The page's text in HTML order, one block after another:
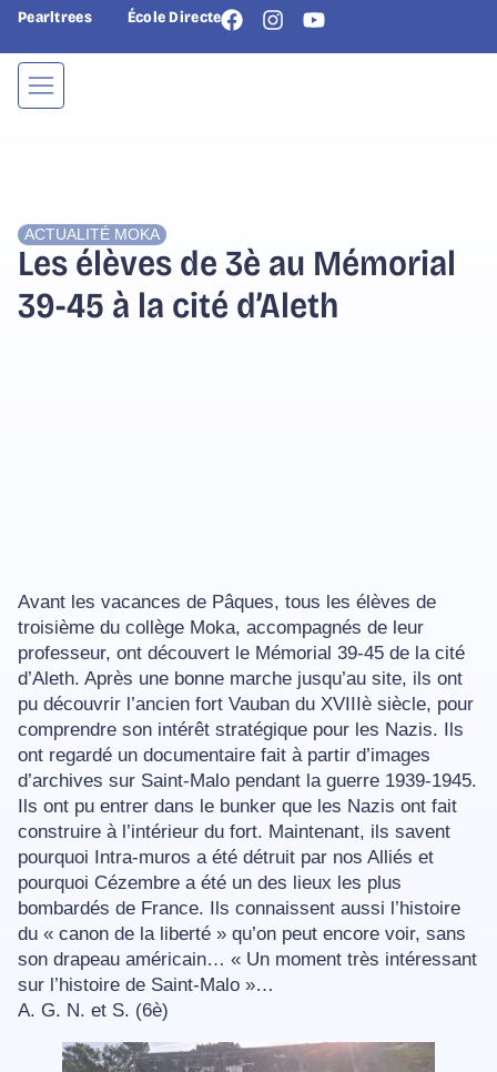
Pearltrees École Directe
ACTUALITÉ MOKA
Les élèves de 3è au Mémorial
39-45 à la cité d’Aleth
Avant les vacances de Pâques, tous les élèves de
troisième du collège Moka, accompagnés de leur
professeur, ont découvert le Mémorial 39-45 de la cité
d’Aleth. Après une bonne marche jusqu’au site, ils ont
pu découvrir l’ancien fort Vauban du XVIIIè siècle, pour
comprendre son intérêt stratégique pour les Nazis. Ils
ont regardé un documentaire fait à partir d’images
d’archives sur Saint-Malo pendant la guerre 1939-1945.
Ils ont pu entrer dans le bunker que les Nazis ont fait
construire à l’intérieur du fort. Maintenant, ils savent
pourquoi Intra-muros a été détruit par nos Alliés et
pourquoi Cézembre a été un des lieux les plus
bombardés de France. Ils connaissent aussi l’histoire
du « canon de la liberté » qu’on peut encore voir, sans
son drapeau américain… « Un moment très intéressant
sur l’histoire de Saint-Malo »…
A. G. N. et S. (6è)